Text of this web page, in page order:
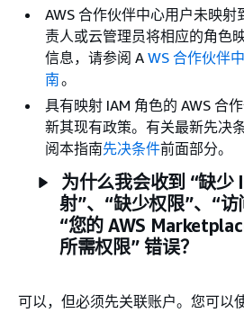
AWS 合作伙伴中心用户未映射
责人或云管理员将相应的角色
信息，请参阅 A WS 合作伙伴
南。
具有映射 IAM 角色的 AWS 合
新其现有政策。有关最新先决
阅本指南先决条件前面部分。
为什么我会收到 “缺少
射”、“缺少权限”、“访
“您的 AWS
所需权限” 错误？
可以，但必须先关联账户。您可以